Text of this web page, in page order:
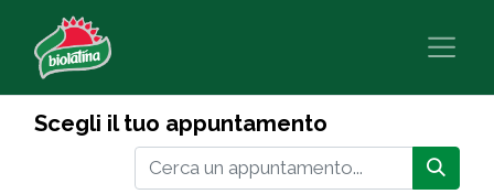
Scegli il tuo appuntamento